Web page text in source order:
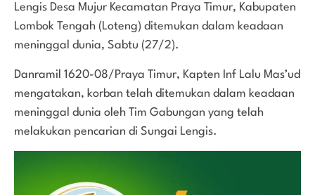
Lengis Desa Mujur Kecamatan Praya Timur, Kabupaten
Lombok Tengah (Loteng) ditemukan dalam keadaan
meninggal dunia, Sabtu (27/2).
Danramil 1620-08/Praya Timur, Kapten Inf Lalu Mas’ud
mengatakan, korban telah ditemukan dalam keadaan
meninggal dunia oleh Tim Gabungan yang telah
melakukan pencarian di Sungai Lengis.